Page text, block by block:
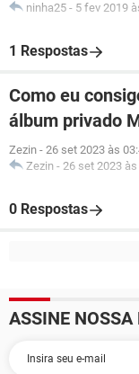
ninha25 - 5 fev 2019
1 Respostas
Como eu
álbum privado
Zezin - 26 set 2023 às
Zezin - 26 set 2023
0 Respostas
ASSINE NOSSA